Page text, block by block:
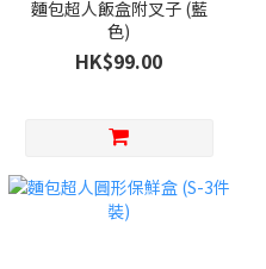
麵包超人飯盒附叉子 (藍
色)
HK$99.00